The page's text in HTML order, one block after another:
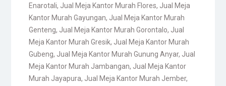
Enarotali, Jual Meja Kantor Murah Flores, Jual Meja
Kantor Murah Gayungan, Jual Meja Kantor Murah
Genteng, Jual Meja Kantor Murah Gorontalo, Jual
Meja Kantor Murah Gresik, Jual Meja Kantor Murah
Gubeng, Jual Meja Kantor Murah Gunung Anyar, Jual
Meja Kantor Murah Jambangan, Jual Meja Kantor
Murah Jayapura, Jual Meja Kantor Murah Jember,